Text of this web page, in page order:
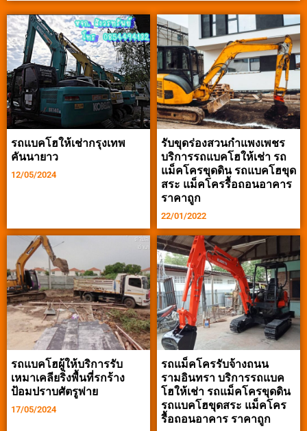
รถแบคโฮให้เช่ากรุงเทพ
คันนายาว
12/05/2024
รับขุดร่องสวนกำแพงเพชร
บริการรถแบคโฮให้เช่า รถ
แม็คโครขุดดิน รถแบคโฮขุด
สระ แม็คโครรื้อถอนอาคาร
ราคาถูก
22/01/2022
รถแบคโฮผู้ให้บริการรับ
เหมาเคลียริ่งพื้นที่รกร้าง
ป้อมปราบศัตรูพ่าย
17/05/2024
รถแม็คโครรับจ้างถนน
รามอินทรา บริการรถแบค
โฮให้เช่า รถแม็คโครขุดดิน
รถแบคโฮขุดสระ แม็คโคร
รื้อถอนอาคาร ราคาถูก